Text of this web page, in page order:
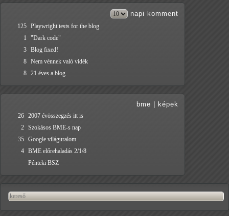
napi komment
125 Playwright tests for the blog
1
"Dark code"
3 Blog fixed!
8 Nem vénnek való vidék
8 21 éves a blog
bme képek
26 2007 évösszegzés itt is
2 Szokásos BME-s nap
35 Google világuralom
4 BME előrehaladás 2/1/8
Pénteki BSZ